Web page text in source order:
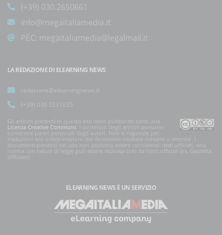
(+39) 030.2650661
info@megaitaliamedia.it
PEC: megaitaliamedia@legalmail.it
LA REDAZIONE DI ELEARNING NEWS
redazione@elearningnews.it
(+39) 030.5531835
Gli articoli presenti in questo sito sono pubblicati sotto una
Licenza Creative Commons. I contenuti degli articoli possono
contenere pareri personali degli autori. Non si risponde per
traduzioni e/o interpretazioni che dovessero risultare inesatte o erronee. I
documenti presenti nel sito non possono essere considerati testi ufficiali, una
norma con valore di legge può essere ricavata solo da fonti ufficiali (es. Gazzetta
Ufficiale).
ELEARNING NEWS È UN SERVIZIO